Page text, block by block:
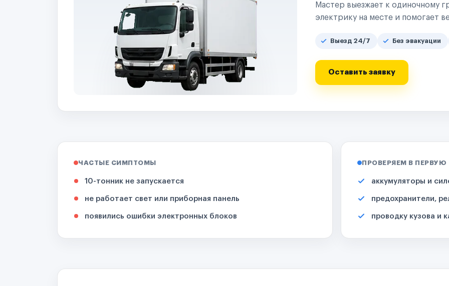
Мастер выезжает к одиночному
электрику на месте и помогает
Выезд 24/7 Без эвакуации
Оставить заявку
ЧАСТЫЕ СИМПТОМЫ
10-тонник не запускается
не работает свет или приборная панель
появились ошибки электронных блоков
ПРОВЕРЯЕМ В ПЕРВУЮ
аккумуляторы и
предохранители,
проводку кузова и